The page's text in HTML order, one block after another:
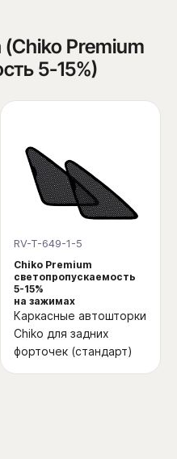
Premium
5-15%)
RV-T-649-1-5
Chiko Premium
светопропускаемость
5-15%
на зажимах
Каркасные автошторки
Chiko для задних
форточек (стандарт)